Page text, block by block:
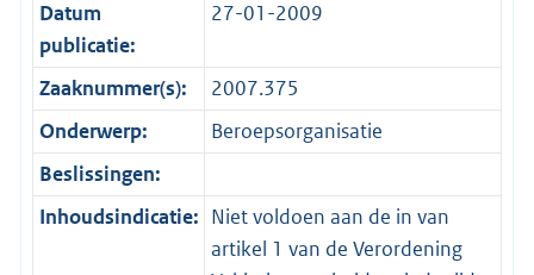
Datum
publicatie:
27-01-2009
Zaaknummer(s):
2007.375
Onderwerp:
Beroepsorganisatie
Beslissingen:
Inhoudsindicatie: Niet voldoen aan de in van
artikel 1 van de Verordening